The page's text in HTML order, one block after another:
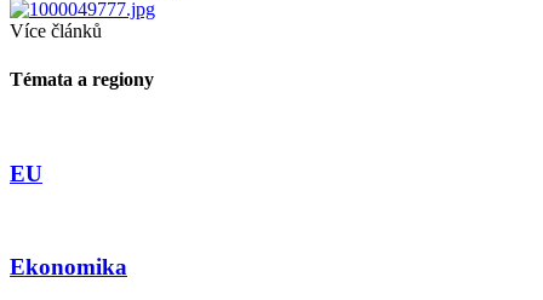
Více článků
Témata a regiony
EU
Ekonomika